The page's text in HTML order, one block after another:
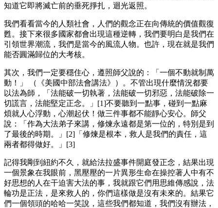
知道它即將滅亡前的垂死掙扎，迴光返照。
我們看看當今的人類社會，人們的觀念正在向傳統的價值觀復
甦。接下來很多國家都會出現這種逆轉，我們要明白是我們在
引領世界潮流，我們是當今的風流人物。也許，現在就是我們
能否圓滿歸位的大考核。
其次，我們一定要穩住心，遵照師父說的：「一個不動就制萬
動！」 （《美國中部法會講法》）。不管出現什麼情況都要
以法為師，「法能破一切執著，法能破一切邪惡，法能破除一
切謊言，法能堅定正念。」[1]不要聽到一點事，碰到一點麻
煩就人心浮動，心潮起伏！做三件事都不能靜心安心。師父
說：「作為大法弟子來講，修煉永遠都是第一位的，特別是到
了最後的時期。」[2]「修煉是根本，救人是我們的責任，這
兩者都得做好。」[3]
記得我剛到紐約不久，就給法拉盛事件開庭發正念，結果出現
一個景象在我眼前，黑壓壓的一片異形生命在操控著人中有不
好思想的人在干迫害大法的事，我就跟它們用思維傳感說，法
輪功是正法，是來救人的，你們這樣做是沒有未來的。結果它
們一個領頭的哈哈一笑說，這些我們都知道，我們沒有辦法，